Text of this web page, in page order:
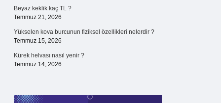
Beyaz keklik kaç TL ?
Temmuz 21, 2026
Yükselen kova burcunun fiziksel özellikleri nelerdir ?
Temmuz 15, 2026
Kürek helvası nasıl yenir ?
Temmuz 14, 2026